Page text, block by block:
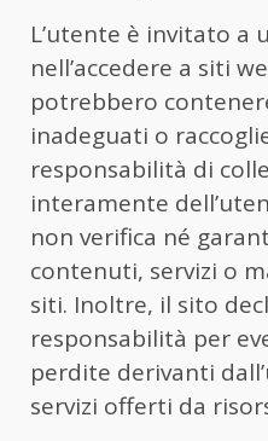
L’utente è invitato a
nell’accedere a siti
potrebbero
inadeguati o
responsabilità di
interamente
non verifica né
contenuti, servizi o
siti. Inoltre, il sito
responsabilità per
perdite derivanti
servizi offerti da